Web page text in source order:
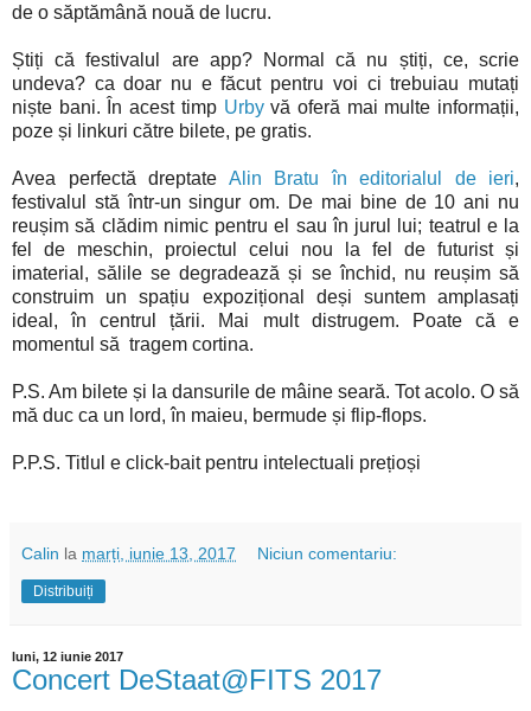
de o săptămână nouă de lucru.
Știți că festivalul are app? Normal că nu știți, ce, scrie
undeva? ca doar nu e făcut pentru voi ci trebuiau mutați
niște bani. În acest timp Urbyvă oferă mai multe informații,
poze și linkuri către bilete, pe gratis.
Avea perfectă dreptate Alin Bratu în editorialul de ieri,
festivalul stă într-un singur om. De mai bine de 10 ani nu
reușim să clădim nimic pentru el sau în jurul lui; teatrul e la
fel de meschin, proiectul celui nou la fel de futurist și
imaterial, sălile se degradează și se închid, nu reușim să
construim un spațiu expozițional deși suntem amplasați
ideal, în centrul țării. Mai mult distrugem. Poate că e
momentul să tragem cortina.
P.S. Am bilete și la dansurile de mâine seară. Tot acolo. O să
mă duc ca un lord, în maieu, bermude și flip-flops.
P.P.S. Titlul e click-bait pentru intelectuali prețioși
Calin la marți, iunie 13, 2017 Niciun comentariu:
Distribuiți
luni, 12 iunie 2017
Concert DeStaat@FITS 2017